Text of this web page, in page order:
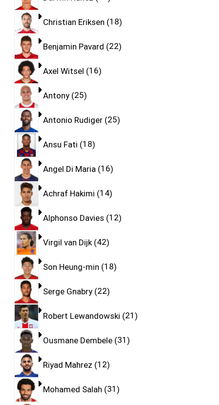
Christian Eriksen 18
Benjamin Pavard 22
Axel Witsel 16
Antony 25
Antonio Rudiger 25
Ansu Fati 18
Angel Di Maria 16
Achraf Hakimi 14
Alphonso Davies 12
Virgil van Dijk 42
Son Heung-min 18
Serge Gnabry 22
Robert Lewandowski 21
Ousmane Dembele 31
Riyad Mahrez 12
Mohamed Salah 31